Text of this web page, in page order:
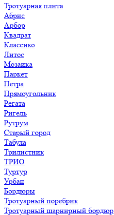
Тротуарная плита
Абрис
Арбор
Квадрат
Классико
Литос
Мозаика
Паркет
Петра
Прямоугольник
Регата
Ригель
Рутрум
Старый город
Табула
Трилистник
ТРИО
Туртур
Урбан
Бордюры
Тротуарный поребрик
Тротуарный шарнирный бордюр